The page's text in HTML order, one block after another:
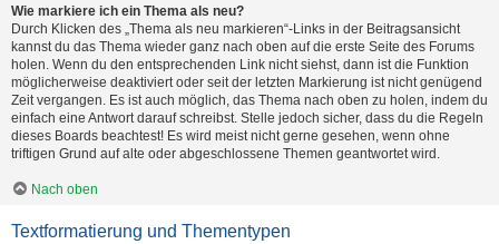
Wie markiere ich ein Thema als neu?
Durch Klicken des „Thema als neu markieren“-Links in der Beitragsansicht
kannst du das Thema wieder ganz nach oben auf die erste Seite des Forums
holen. Wenn du den entsprechenden Link nicht siehst, dann ist die Funktion
möglicherweise deaktiviert oder seit der letzten Markierung ist nicht genügend
Zeit vergangen. Es ist auch möglich, das Thema nach oben zu holen, indem du
einfach eine Antwort darauf schreibst. Stelle jedoch sicher, dass du die Regeln
dieses Boards beachtest! Es wird meist nicht gerne gesehen, wenn ohne
triftigen Grund auf alte oder abgeschlossene Themen geantwortet wird.
Nach oben
Textformatierung und Thementypen